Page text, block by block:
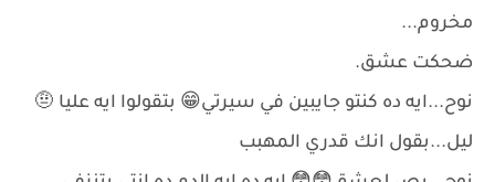
مخروم...
ضحكت عشق.
نوح...ايه ده كنتو جايبين في سيرتي😁 بتقولوا ايه عليا 🤨
ليل...بقول انك قدري المهبب